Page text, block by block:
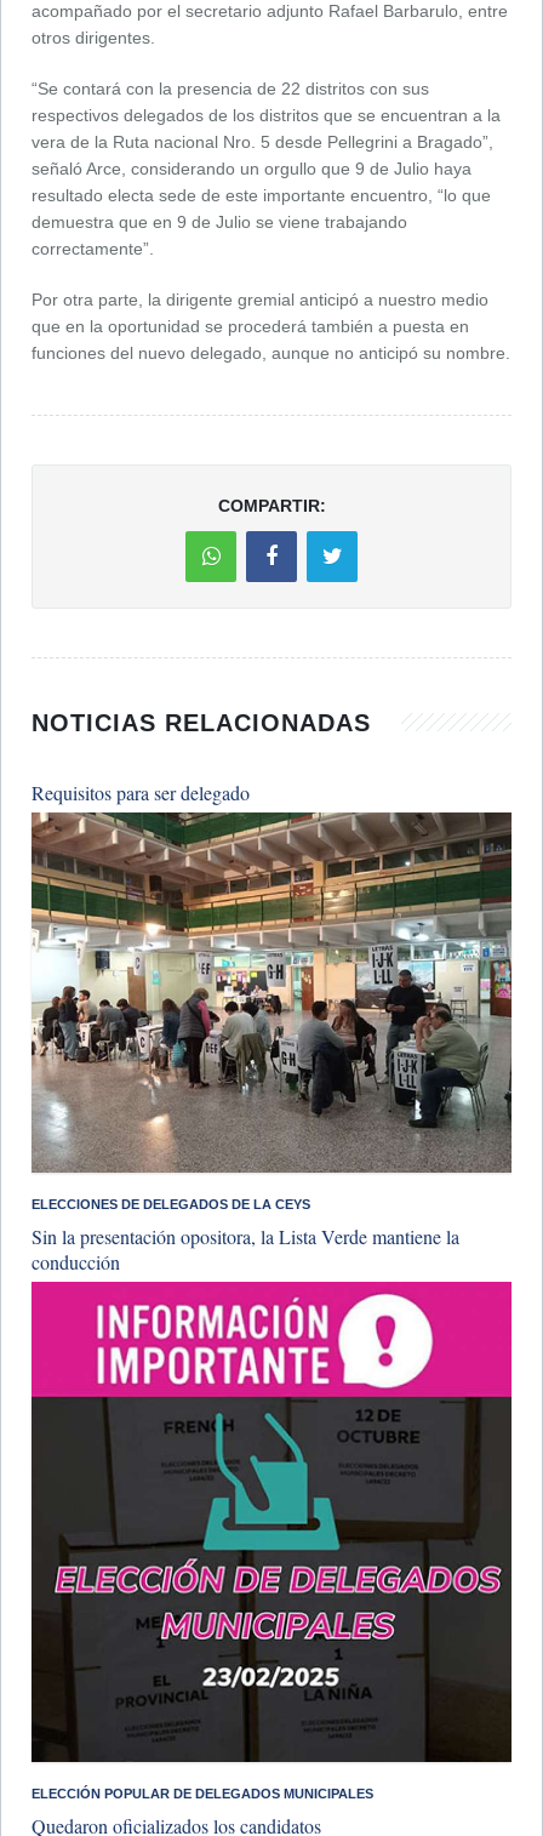
acompañado por el secretario adjunto Rafael Barbarulo, entre
otros dirigentes.
“Se contará con la presencia de 22 distritos con sus
respectivos delegados de los distritos que se encuentran a la
vera de la Ruta nacional Nro. 5 desde Pellegrini a Bragado”,
señaló Arce, considerando un orgullo que 9 de Julio haya
resultado electa sede de este importante encuentro, “lo que
demuestra que en 9 de Julio se viene trabajando
correctamente”.
Por otra parte, la dirigente gremial anticipó a nuestro medio
que en la oportunidad se procederá también a puesta en
funciones del nuevo delegado, aunque no anticipó su nombre.
COMPARTIR:
NOTICIAS RELACIONADAS
Requisitos para ser delegado
​ELECCIONES DE DELEGADOS DE LA CEYS
Sin la presentación opositora, la Lista Verde mantiene la
conducción
ELECCIÓN POPULAR DE DELEGADOS MUNICIPALES
Quedaron oficializados los candidatos